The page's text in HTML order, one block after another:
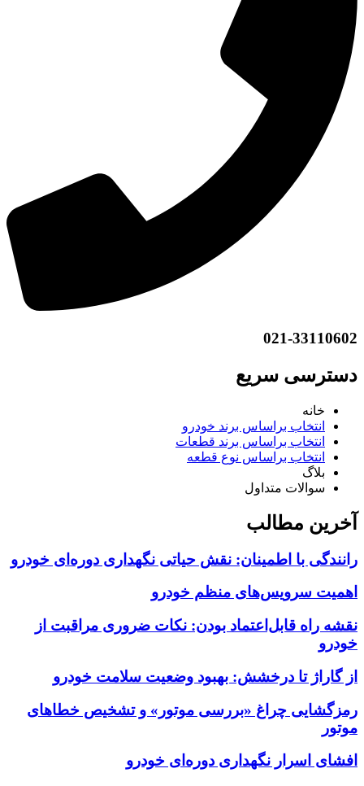
021-33110602
دسترسی سریع
خانه
انتخاب براساس برند خودرو
انتخاب براساس برند قطعات
انتخاب براساس نوع قطعه
بلاگ
سوالات متداول
آخرین مطالب
رانندگی با اطمینان: نقش حیاتی نگهداری دوره‌ای خودرو
اهمیت سرویس‌های منظم خودرو
نقشه راه قابل‌اعتماد بودن: نکات ضروری مراقبت از
خودرو
از گاراژ تا درخشش: بهبود وضعیت سلامت خودرو
رمزگشایی چراغ «بررسی موتور» و تشخیص خطاهای
موتور
افشای اسرار نگهداری دوره‌ای خودرو